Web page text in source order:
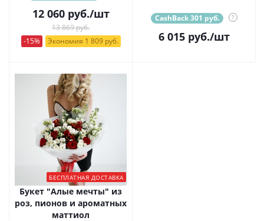
12 060руб./шт
13 869 руб.
-15%
Экономия 1 809 руб.
CashBack 301 руб. ?
6 015руб./шт
БЕСПЛАТНАЯ ДОСТАВКА
Букет "Алые мечты" из
роз, пионов и ароматных
маттиол